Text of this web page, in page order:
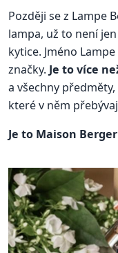
Později se z Lampe
lampa, už to není
kytice. Jméno
značky. Je to více
a všechny
které v něm
Je to Maison